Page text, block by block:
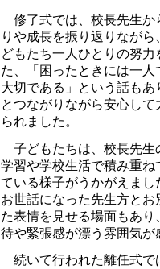
学校教育活動
2020年5月14日
臨時休校中の
2020年4月30日
臨時休校延長
2020年4月28日
臨時休校期間
修了式では、校長先生か
りや成長を振り返りなが
どもたち一人ひとりの努
た、「困ったときには一
大切である」という話も
とつながりながら安心し
られました。
子どもたちは、校長先生
学習や学校生活で積み重
ている様子がうかがえま
お世話になった先生方と
た表情を見せる場面もあ
待や緊張感が漂う雰囲気が
続いて行われた離任式で